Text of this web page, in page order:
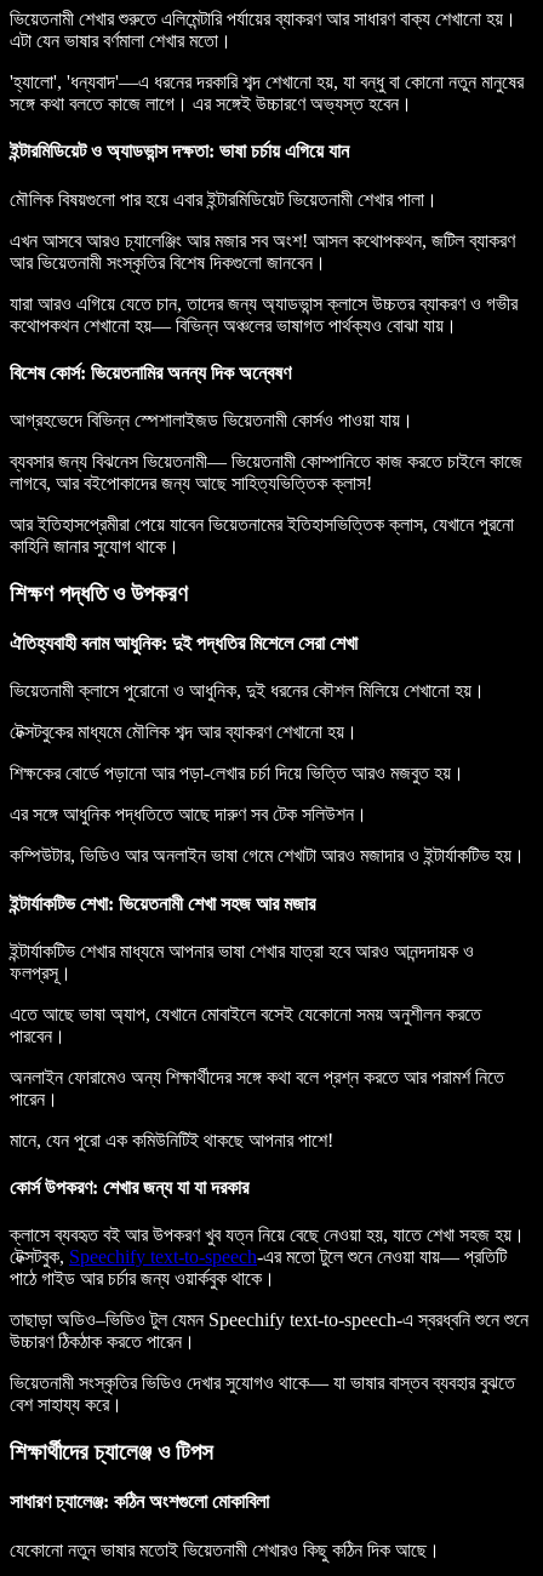
ভিয়েতনামী শেখার শুরুতে এলিমেন্টারি পর্যায়ের ব্যাকরণ আর সাধারণ বাক্য শেখানো হয়।
এটা যেন ভাষার বর্ণমালা শেখার মতো।
'হ্যালো', 'ধন্যবাদ'—এ ধরনের দরকারি শব্দ শেখানো হয়, যা বন্ধু বা কোনো নতুন মানুষের
সঙ্গে কথা বলতে কাজে লাগে। এর সঙ্গেই উচ্চারণে অভ্যস্ত হবেন।
ইন্টারমিডিয়েট ও অ্যাডভান্স দক্ষতা: ভাষা চর্চায় এগিয়ে যান
মৌলিক বিষয়গুলো পার হয়ে এবার ইন্টারমিডিয়েট ভিয়েতনামী শেখার পালা।
এখন আসবে আরও চ্যালেঞ্জিং আর মজার সব অংশ! আসল কথোপকথন, জটিল ব্যাকরণ
আর ভিয়েতনামী সংস্কৃতির বিশেষ দিকগুলো জানবেন।
যারা আরও এগিয়ে যেতে চান, তাদের জন্য অ্যাডভান্স ক্লাসে উচ্চতর ব্যাকরণ ও গভীর
কথোপকথন শেখানো হয়— বিভিন্ন অঞ্চলের ভাষাগত পার্থক্যও বোঝা যায়।
বিশেষ কোর্স: ভিয়েতনামির অনন্য দিক অন্বেষণ
আগ্রহভেদে বিভিন্ন স্পেশালাইজড ভিয়েতনামী কোর্সও পাওয়া যায়।
ব্যবসার জন্য বিঝনেস ভিয়েতনামী— ভিয়েতনামী কোম্পানিতে কাজ করতে চাইলে কাজে
লাগবে, আর বইপোকাদের জন্য আছে সাহিত্যভিত্তিক ক্লাস!
আর ইতিহাসপ্রেমীরা পেয়ে যাবেন ভিয়েতনামের ইতিহাসভিত্তিক ক্লাস, যেখানে পুরনো
কাহিনি জানার সুযোগ থাকে।
শিক্ষণ পদ্ধতি ও উপকরণ
ঐতিহ্যবাহী বনাম আধুনিক: দুই পদ্ধতির মিশেলে সেরা শেখা
ভিয়েতনামী ক্লাসে পুরোনো ও আধুনিক, দুই ধরনের কৌশল মিলিয়ে শেখানো হয়।
টেক্সটবুকের মাধ্যমে মৌলিক শব্দ আর ব্যাকরণ শেখানো হয়।
শিক্ষকের বোর্ডে পড়ানো আর পড়া-লেখার চর্চা দিয়ে ভিত্তি আরও মজবুত হয়।
এর সঙ্গে আধুনিক পদ্ধতিতে আছে দারুণ সব টেক সলিউশন।
কম্পিউটার, ভিডিও আর অনলাইন ভাষা গেমে শেখাটা আরও মজাদার ও ইন্টার্যাকটিভ হয়।
ইন্টার্যাকটিভ শেখা: ভিয়েতনামী শেখা সহজ আর মজার
ইন্টার্যাকটিভ শেখার মাধ্যমে আপনার ভাষা শেখার যাত্রা হবে আরও আনন্দদায়ক ও
ফলপ্রসূ।
এতে আছে ভাষা অ্যাপ, যেখানে মোবাইলে বসেই যেকোনো সময় অনুশীলন করতে
পারবেন।
অনলাইন ফোরামেও অন্য শিক্ষার্থীদের সঙ্গে কথা বলে প্রশ্ন করতে আর পরামর্শ নিতে
পারেন।
মানে, যেন পুরো এক কমিউনিটিই থাকছে আপনার পাশে!
কোর্স উপকরণ: শেখার জন্য যা যা দরকার
ক্লাসে ব্যবহৃত বই আর উপকরণ খুব যত্ন নিয়ে বেছে নেওয়া হয়, যাতে শেখা সহজ হয়।
টেক্সটবুক, Speechify text-to-speech-এর মতো টুলে শুনে নেওয়া যায়— প্রতিটি
পাঠে গাইড আর চর্চার জন্য ওয়ার্কবুক থাকে।
তাছাড়া অডিও–ভিডিও টুল যেমন Speechify text-to-speech-এ স্বরধ্বনি শুনে শুনে
উচ্চারণ ঠিকঠাক করতে পারেন।
ভিয়েতনামী সংস্কৃতির ভিডিও দেখার সুযোগও থাকে— যা ভাষার বাস্তব ব্যবহার বুঝতে
বেশ সাহায্য করে।
শিক্ষার্থীদের চ্যালেঞ্জ ও টিপস
সাধারণ চ্যালেঞ্জ: কঠিন অংশগুলো মোকাবিলা
যেকোনো নতুন ভাষার মতোই ভিয়েতনামী শেখারও কিছু কঠিন দিক আছে।